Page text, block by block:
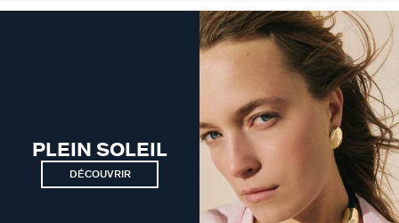
PLEIN SOLEIL
DÉCOUVRIR